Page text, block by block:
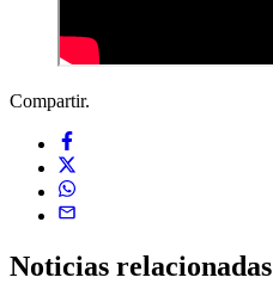
Compartir.
Noticias relacionadas